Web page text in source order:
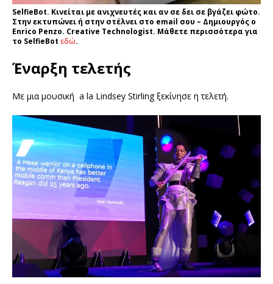
SelfieBot. Κινείται με ανιχνευτές και αν σε δει σε βγάζει φώτο.
Στην εκτυπώνει ή στην στέλνει στο email σου – Δημιουργός ο
Enrico Penzo. Creative Technologist. Μάθετε περισσότερα για
το SelfieBot εδώ.
Έναρξη τελετής
Με μια μουσική a la Lindsey Stirling ξεκίνησε η τελετή.